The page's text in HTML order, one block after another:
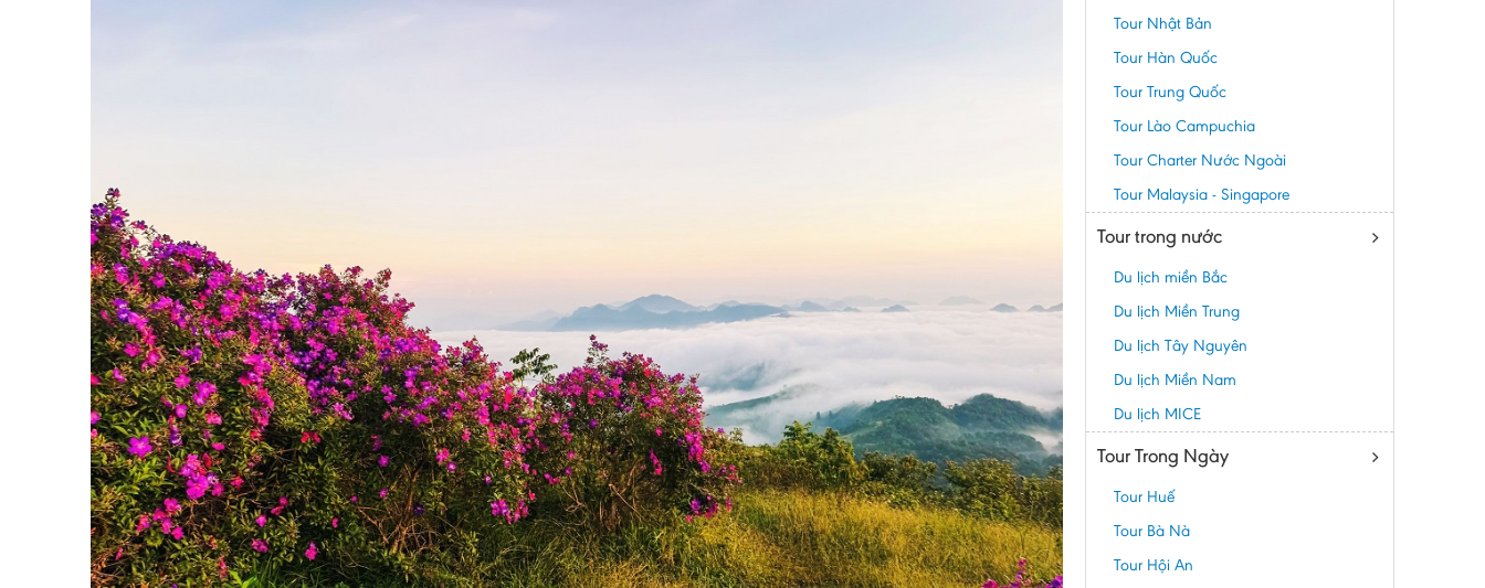
Tour Nhật Bản
Tour Hàn Quốc
Tour Trung Quốc
Tour Lào Campuchia
Tour Charter Nước Ngoài
Tour Malaysia - Singapore
Tour trong nước
Du lịch miền Bắc
Du lịch Miền Trung
Du lịch Tây Nguyên
Du lịch Miền Nam
Du lịch MICE
Tour Trong Ngày
Tour Huế
Tour Bà Nà
Tour Hội An